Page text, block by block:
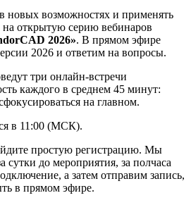
новых возможностях и применять
открытую серию вебинаров
2026». В прямом эфире
2026 и ответим на вопросы.
три онлайн-встречи
каждого в среднем 45 минут:
на главном.
в 11:00 (МСК).
простую регистрацию. Мы
до мероприятия, за полчаса
а затем отправим запись,
в прямом эфире.